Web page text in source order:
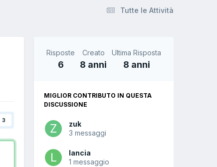
Tutte le Attività
3
Risposte
6
Creato
8 anni
Ultima Risposta
8 anni
MIGLIOR CONTRIBUTO IN QUESTA
DISCUSSIONE
zuk
3 messaggi
lancia
1 messaggio